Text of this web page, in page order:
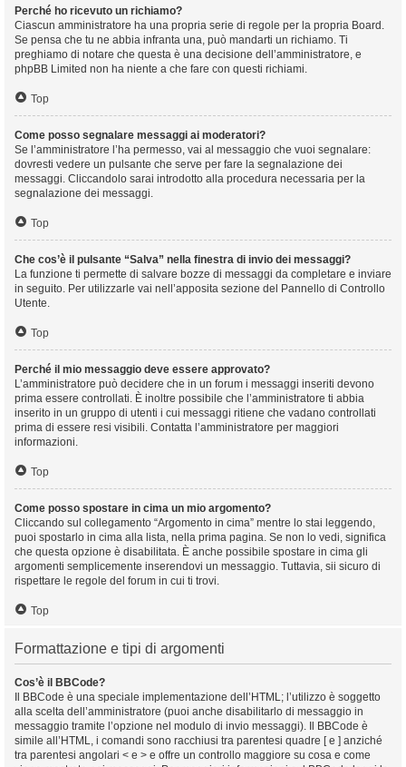
Perché ho ricevuto un richiamo?
Ciascun amministratore ha una propria serie di regole per la propria Board.
Se pensa che tu ne abbia infranta una, può mandarti un richiamo. Ti
preghiamo di notare che questa è una decisione dell’amministratore, e
phpBB Limited non ha niente a che fare con questi richiami.
Top
Come posso segnalare messaggi ai moderatori?
Se l’amministratore l’ha permesso, vai al messaggio che vuoi segnalare:
dovresti vedere un pulsante che serve per fare la segnalazione dei
messaggi. Cliccandolo sarai introdotto alla procedura necessaria per la
segnalazione dei messaggi.
Top
Che cos’è il pulsante “Salva” nella finestra di invio dei messaggi?
La funzione ti permette di salvare bozze di messaggi da completare e inviare
in seguito. Per utilizzarle vai nell’apposita sezione del Pannello di Controllo
Utente.
Top
Perché il mio messaggio deve essere approvato?
L’amministratore può decidere che in un forum i messaggi inseriti devono
prima essere controllati. È inoltre possibile che l’amministratore ti abbia
inserito in un gruppo di utenti i cui messaggi ritiene che vadano controllati
prima di essere resi visibili. Contatta l’amministratore per maggiori
informazioni.
Top
Come posso spostare in cima un mio argomento?
Cliccando sul collegamento “Argomento in cima” mentre lo stai leggendo,
puoi spostarlo in cima alla lista, nella prima pagina. Se non lo vedi, significa
che questa opzione è disabilitata. È anche possibile spostare in cima gli
argomenti semplicemente inserendovi un messaggio. Tuttavia, sii sicuro di
rispettare le regole del forum in cui ti trovi.
Top
Formattazione e tipi di argomenti
Cos’è il BBCode?
Il BBCode è una speciale implementazione dell’HTML; l’utilizzo è soggetto
alla scelta dell’amministratore (puoi anche disabilitarlo di messaggio in
messaggio tramite l’opzione nel modulo di invio messaggi). Il BBCode è
simile all’HTML, i comandi sono racchiusi tra parentesi quadre [ e ] anziché
tra parentesi angolari < e > e offre un controllo maggiore su cosa e come